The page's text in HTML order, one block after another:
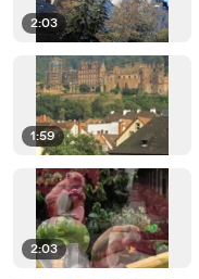
2:03
1:59
2:03